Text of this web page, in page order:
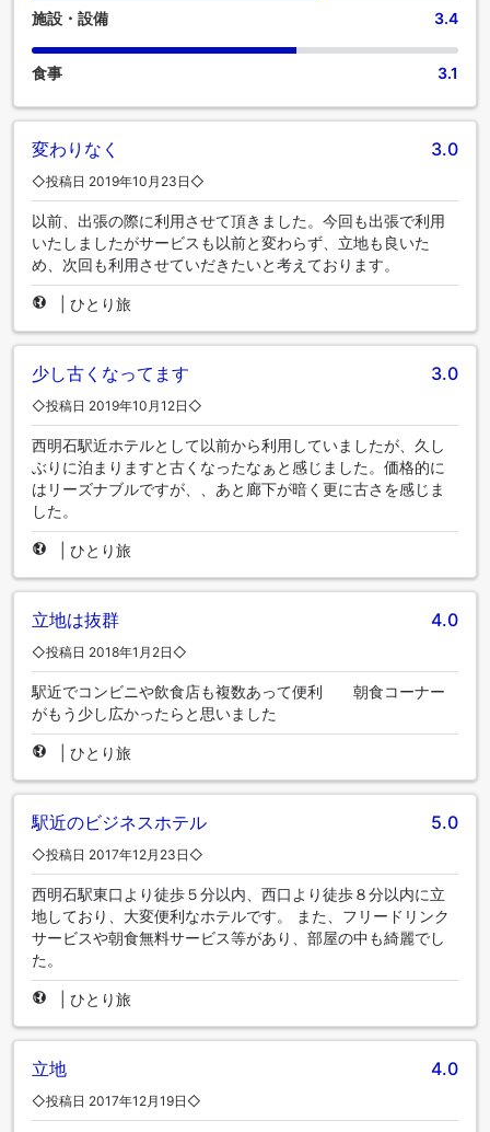
施設・設備 3.4
食事 3.1
変わりなく 3.0
◇投稿日 2019年10月23日◇
以前、出張の際に利用させて頂きました。今回も出張で利用
いたしましたがサービスも以前と変わらず、立地も良いた
め、次回も利用させていだきたいと考えております。
ひとり旅
少し古くなってます 3.0
◇投稿日 2019年10月12日◇
西明石駅近ホテルとして以前から利用していましたが、久し
ぶりに泊まりますと古くなったなぁと感じました。価格的に
はリーズナブルですが、、あと廊下が暗く更に古さを感じま
した。
ひとり旅
立地は抜群 4.0
◇投稿日 2018年1月2日◇
駅近でコンビニや飲食店も複数あって便利 朝食コーナー
がもう少し広かったらと思いました
ひとり旅
駅近のビジネスホテル 5.0
◇投稿日 2017年12月23日◇
西明石駅東口より徒歩５分以内、西口より徒歩８分以内に立
地しており、大変便利なホテルです。 また、フリードリンク
サービスや朝食無料サービス等があり、部屋の中も綺麗でし
た。
ひとり旅
立地 4.0
◇投稿日 2017年12月19日◇